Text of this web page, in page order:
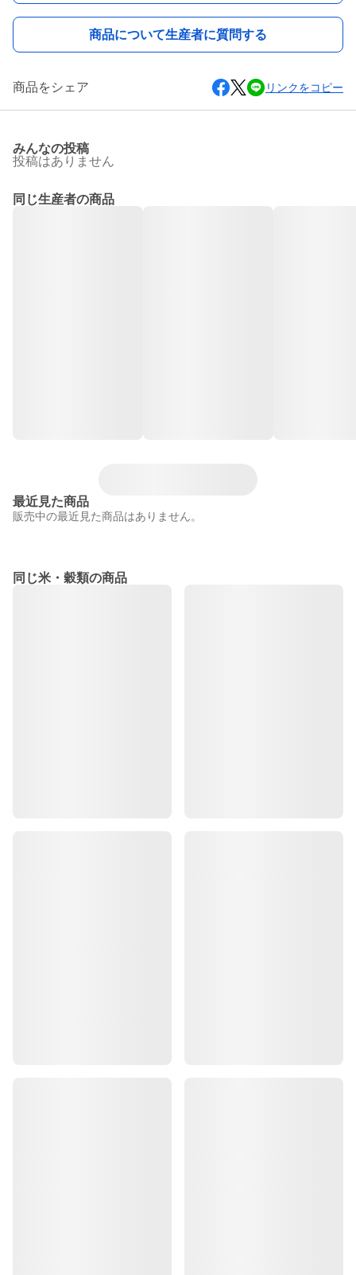
商品について生産者に質問する
商品をシェア リンクをコピー
みんなの投稿
投稿はありません
同じ生産者の商品
最近見た商品
販売中の最近見た商品はありません。
同じ米・穀類の商品